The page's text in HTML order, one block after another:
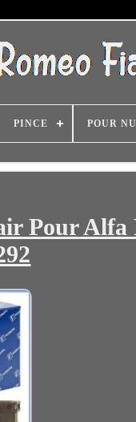
PINCE POUR
Pour Alfa